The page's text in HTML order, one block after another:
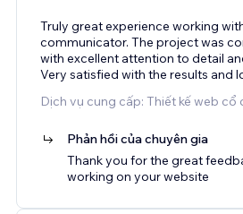
Truly great experience working
communicator. The project was
with excellent attention to detail
Very satisfied with the results and
Dịch vụ cung cấp: Thiết kế web cổ
Phản hồi của chuyên gia
Thank you for the great
working on your website